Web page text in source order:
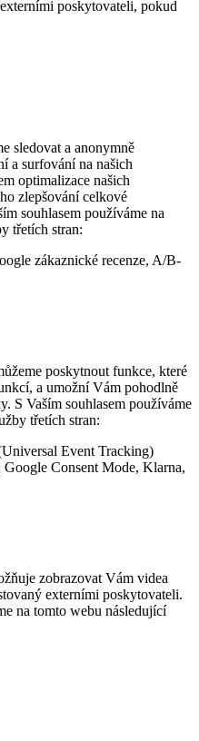
poskytovateli, pokud
sledovat a anonymně
a surfování na našich
optimalizace našich
zlepšování celkové
souhlasem používáme na
třetích stran:
zákaznické recenze, A/B-
poskytnout funkce, které
a umožní Vám pohodlně
S Vaším souhlasem používáme
třetích stran:
Event Tracking)
Consent Mode, Klarna,
zobrazovat Vám videa
externími poskytovateli.
na tomto webu následující